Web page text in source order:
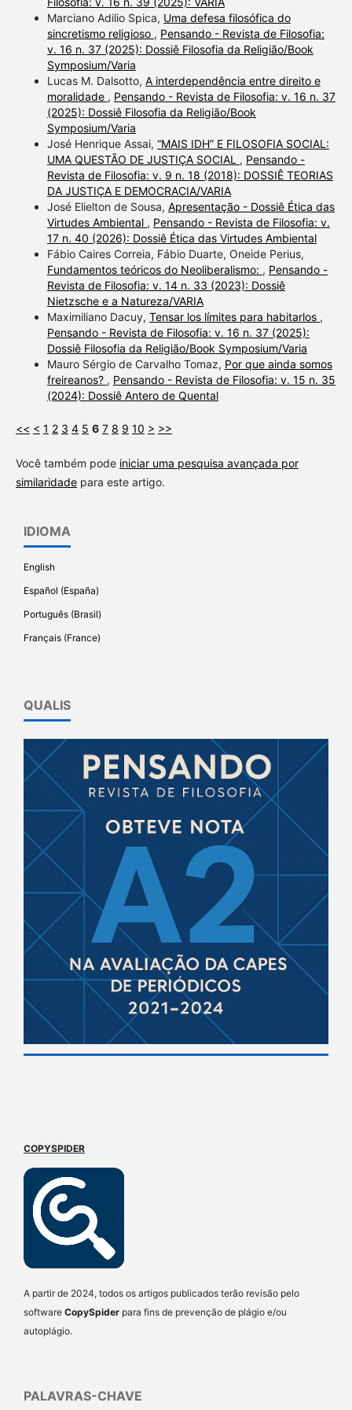
Marciano Adilio Spica, Uma defesa filosófica do
sincretismo religioso , Pensando - Revista de Filosofia:
v. 16 n. 37 (2025): Dossiê Filosofia da Religião/Book
Symposium/Varia
Lucas M. Dalsotto, A interdependência entre direito e
moralidade , Pensando - Revista de Filosofia: v. 16 n. 37
(2025): Dossiê Filosofia da Religião/Book
Symposium/Varia
José Henrique Assai, “MAIS IDH” E FILOSOFIA SOCIAL:
UMA QUESTÃO DE JUSTIÇA SOCIAL , Pensando -
Revista de Filosofia: v. 9 n. 18 (2018): DOSSIÊ TEORIAS
DA JUSTIÇA E DEMOCRACIA/VARIA
José Elielton de Sousa, Apresentação - Dossiê Ética das
Virtudes Ambiental , Pensando - Revista de Filosofia: v.
17 n. 40 (2026): Dossiê Ética das Virtudes Ambiental
Fábio Caires Correia, Fábio Duarte, Oneide Perius,
Fundamentos teóricos do Neoliberalismo: , Pensando -
Revista de Filosofia: v. 14 n. 33 (2023): Dossiê
Nietzsche e a Natureza/VARIA
Maximiliano Dacuy, Tensar los límites para habitarlos ,
Pensando - Revista de Filosofia: v. 16 n. 37 (2025):
Dossiê Filosofia da Religião/Book Symposium/Varia
Mauro Sérgio de Carvalho Tomaz, Por que ainda somos
freireanos? , Pensando - Revista de Filosofia: v. 15 n. 35
(2024): Dossiê Antero de Quental
<< < 1 2 3 4 5 6 7 8 9 10 > >>
Você também pode iniciar uma pesquisa avançada por
similaridadepara este artigo.
IDIOMA
English
Español (España)
Português (Brasil)
Français (France)
QUALIS
COPYSPIDER
A partir de 2024, todos os artigos publicados terão revisão pelo
software CopySpider para fins de prevenção de plágio e/ou
autoplágio.
PALAVRAS-CHAVE